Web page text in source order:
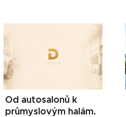
Od autosalonů k
průmyslovým halám.